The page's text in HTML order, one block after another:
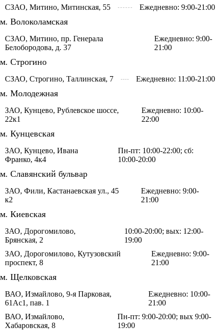
СЗАО, Митино, Митинская, 55 Ежедневно: 9:00-21:00
м. Волоколамская
СЗАО, Митино, пр. Генерала
Белобородова, д. 37
Ежедневно: 9:00-
21:00
м. Строгино
СЗАО, Строгино, Таллинская, 7 Ежедневно: 11:00-21:00
м. Молодежная
ЗАО, Кунцево, Рублевское шоссе,
22к1
Ежедневно: 10:00-
22:00
м. Кунцевская
ЗАО, Кунцево, Ивана
Франко, 4к4
Пн-пт: 10:00-22:00; сб:
10:00-20:00
м. Славянский бульвар
ЗАО, Фили, Кастанаевская ул., 45
к2
Ежедневно: 9:00-
21:00
м. Киевская
ЗАО, Дорогомилово,
Брянская, 2
10:00-20:00; вых: 12:00-
19:00
ЗАО, Дорогомилово, Кутузовский
проспект, 8
Ежедневно: 9:00-
21:00
м. Щелковская
ВАО, Измайлово, 9-я Парковая,
61Ас1, пав. 1
Ежедневно: 10:00-
21:00
ВАО, Измайлово,
Хабаровская, 8
Пн-пт: 9:00-20:00; вых 9:00-
19:00